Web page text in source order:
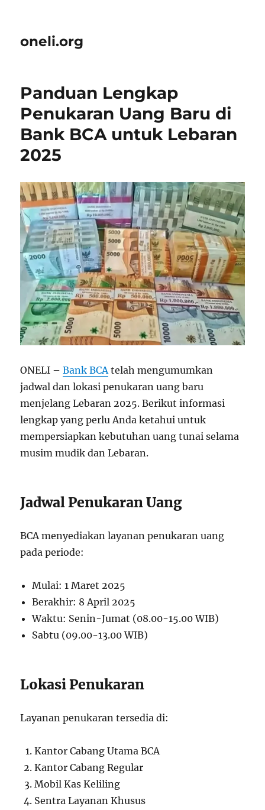
oneli.org
Panduan Lengkap
Penukaran Uang Baru di
Bank BCA untuk Lebaran
2025
ONELI –Bank BCA telah mengumumkan
jadwal dan lokasi penukaran uang baru
menjelang Lebaran 2025. Berikut informasi
lengkap yang perlu Anda ketahui untuk
mempersiapkan kebutuhan uang tunai selama
musim mudik dan Lebaran.
Jadwal Penukaran Uang
BCA menyediakan layanan penukaran uang
pada periode:
Mulai: 1 Maret 2025
Berakhir: 8 April 2025
Waktu: Senin-Jumat (08.00-15.00 WIB)
Sabtu (09.00-13.00 WIB)
Lokasi Penukaran
Layanan penukaran tersedia di:
Kantor Cabang Utama BCA
Kantor Cabang Regular
Mobil Kas Keliling
Sentra Layanan Khusus